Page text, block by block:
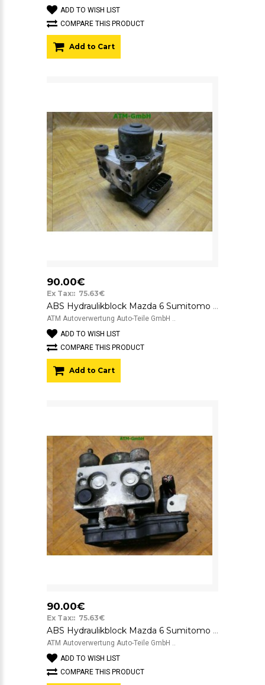
ADD TO WISH LIST
COMPARE THIS PRODUCT
Add to Cart
90.00€
Ex Tax:: 75.63€
ABS Hydraulikblock Mazda 6 Sumitomo Visteon 437-0722 3F30M ASC-ECU-56-2WD
ATM Autoverwertung Auto-Teile GmbH ..
ADD TO WISH LIST
COMPARE THIS PRODUCT
Add to Cart
90.00€
Ex Tax:: 75.63€
ABS Hydraulikblock Mazda 6 Sumitomo Visteon ASC GJ6E-437A0 2314-0058
ATM Autoverwertung Auto-Teile GmbH ..
ADD TO WISH LIST
COMPARE THIS PRODUCT